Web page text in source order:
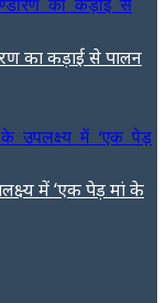
का कड़ाई से पालन
में ‘एक पेड़ मां के